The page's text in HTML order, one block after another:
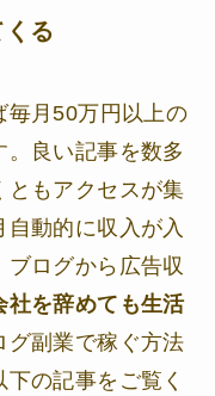
る
毎月50万円以上の
良い記事を数多
ともアクセスが集
動的に収入が入
ログから広告収
社を辞めても生活
グ副業で稼ぐ方法
の記事をご覧く